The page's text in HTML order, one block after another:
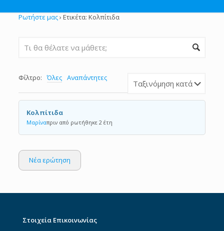
Ρωτήστε μας› Ετικέτα: Κολπίτιδα
Φίλτρο: Όλες Αναπάντητες
Κολπίτιδα
Μαρίναπριν από ρωτήθηκε 2 έτη
Νέα ερώτηση
Στοιχεία Επικοινωνίας